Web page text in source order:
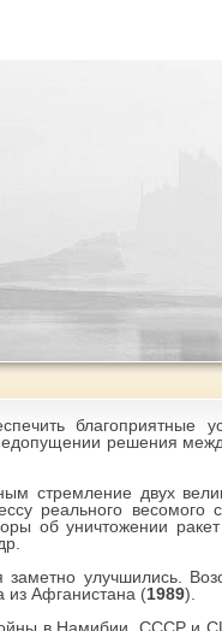
благоприятные
решения
стремление двух
реального весомого
об уничтожении
улучшились.
из Афганистана (1989).